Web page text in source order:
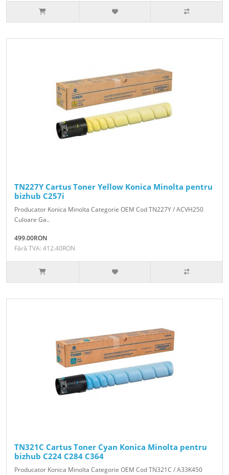
TN227Y Cartus Toner Yellow Konica Minolta pentru
bizhub C257i
Producator Konica Minolta Categorie OEM Cod TN227Y / ACVH250
Culoare Ga..
499.00RON
Fără TVA: 412.40RON
TN321C Cartus Toner Cyan Konica Minolta pentru
bizhub C224 C284 C364
Producator Konica Minolta Categorie OEM Cod TN321C / A33K450